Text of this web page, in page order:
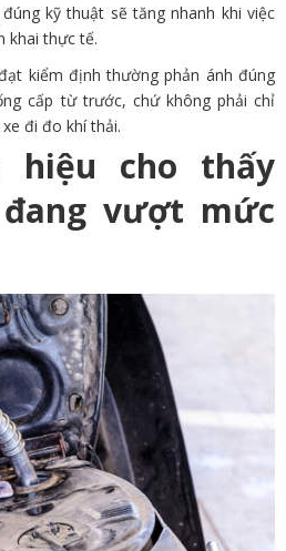
kỹ thuật sẽ tăng nhanh khi việc
khai thực tế.
kiểm định thường phản ánh đúng
cấp từ trước, chứ không phải chỉ
đi đo khí thải.
hiệu cho thấy
vượt mức